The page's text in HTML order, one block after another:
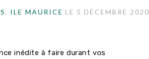
, ILE MAURICE LE 5 DÉCEMBRE 2020
inédite à faire durant vos